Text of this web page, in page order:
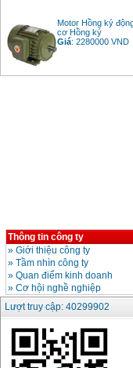
Motor Hồng ký động
cơ Hồng ký
Giá :2280000
năng GBH 2-26DRE
(800W)
Giá:3980000
Máy cưa xích chạy
xăng Stihl MS661
Giá:29900000
Máy cắt góc đa năng
Makita LS1019L
(1510W)
Giá:14068000
Thông tin công ty
» Giới thiệu công ty
» Tầm nhìn công ty
» Quan điểm kinh doanh
» Cơ hội nghề nghiệp
Lượt truy cập: 40299902